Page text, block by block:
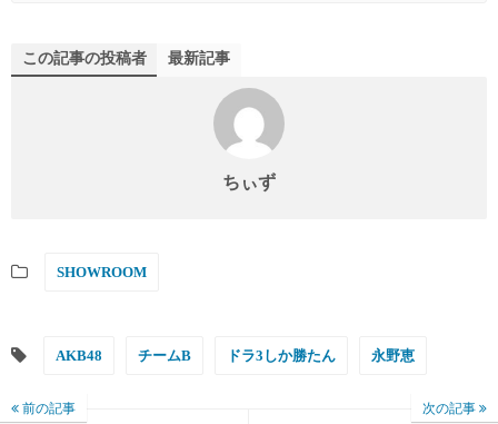
この記事の投稿者 最新記事
ちぃず
SHOWROOM
AKB48 チームB ドラ3しか勝たん 永野恵
前の記事 次の記事